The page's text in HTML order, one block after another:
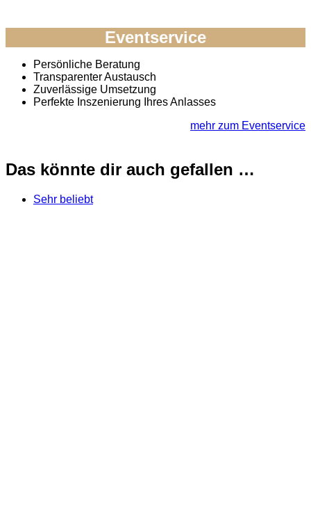
Eventservice
Persönliche Beratung
Transparenter Austausch
Zuverlässige Umsetzung
Perfekte Inszenierung Ihres Anlasses
mehr zum Eventservice
Das könnte dir auch gefallen …
Sehr beliebt